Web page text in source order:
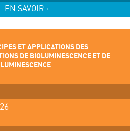
EN SAVOIR +
ET APPLICATIONS DES
DE BIOLUMINESCENCE ET DE